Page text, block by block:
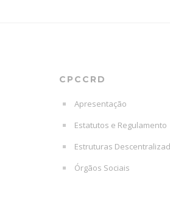
CPCCRD
Apresentação
Estatutos e Regulamento
Estruturas
Órgãos Sociais